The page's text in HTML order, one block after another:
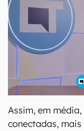
Assim, em
conectadas,